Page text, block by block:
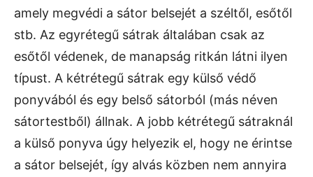
amely megvédi a sátor belsejét a széltől, esőtől
stb. Az egyrétegű sátrak általában csak az
esőtől védenek, de manapság ritkán látni ilyen
típust. A kétrétegű sátrak egy külső védő
ponyvából és egy belső sátorból (más néven
sátortestből) állnak. A jobb kétrétegű sátraknál
a külső ponyva úgy helyezik el, hogy ne érintse
a sátor belsejét, így alvás közben nem annyira